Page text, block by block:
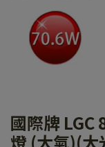
國際牌 LGC
燈 (大氣)(大